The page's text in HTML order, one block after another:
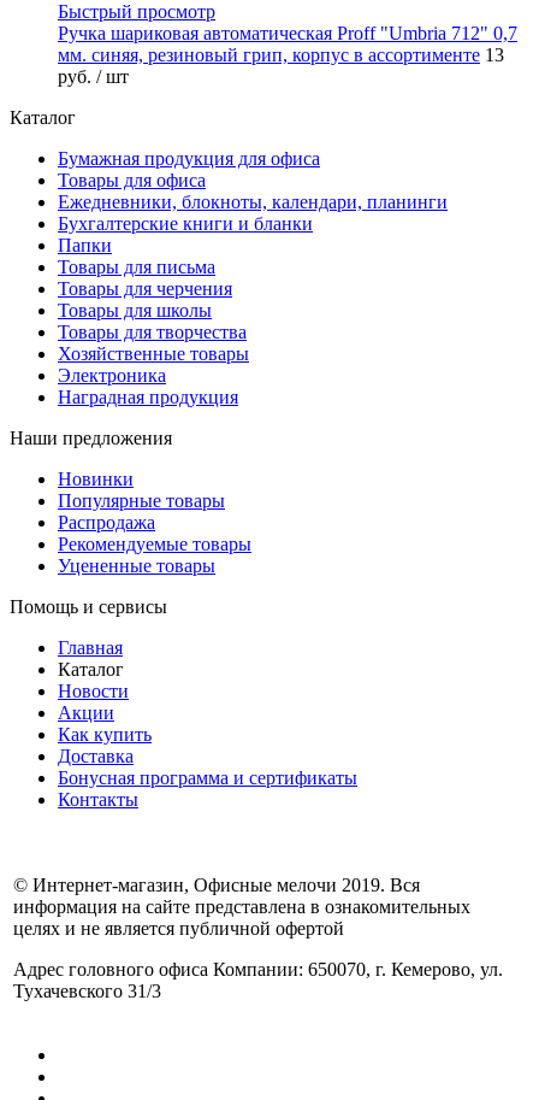
Быстрый просмотр
Ручка шариковая автоматическая Proff "Umbria 712" 0,7
мм. синяя, резиновый грип, корпус в ассортименте 13
руб. / шт
Каталог
Бумажная продукция для офиса
Товары для офиса
Ежедневники, блокноты, календари, планинги
Бухгалтерские книги и бланки
Папки
Товары для письма
Товары для черчения
Товары для школы
Товары для творчества
Хозяйственные товары
Электроника
Наградная продукция
Наши предложения
Новинки
Популярные товары
Распродажа
Рекомендуемые товары
Уцененные товары
Помощь и сервисы
Главная
Каталог
Новости
Акции
Как купить
Доставка
Бонусная программа и сертификаты
Контакты
© Интернет-магазин, Офисные мелочи 2019. Вся
информация на сайте представлена в ознакомительных
целях и не является публичной офертой
Адрес головного офиса Компании: 650070, г. Кемерово, ул.
Тухачевского 31/3